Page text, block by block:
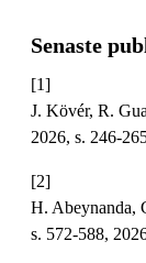
Senaste
[1]
J. Kövér, R.
2026, s. 246-
[2]
H. Abeynanda,
s. 572-588,